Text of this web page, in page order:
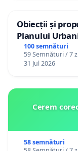
Obiecții și
Planului
100 semnături
59 Semnături / 7
31 Jul 2026
Cerem
58 semnături